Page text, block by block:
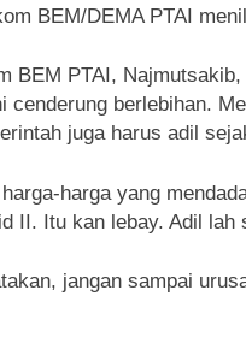
BEM/DEMA PTAI
BEM PTAI,
cenderung berlebihan.
juga harus adil
harga yang
II. Itu kan lebay. Adil lah
jangan sampai